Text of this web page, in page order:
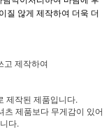
질 않게 제작하여 더욱 더
고 제작하여
제작된 제품입니다.
츠 제품보다 무게감이 있어
다.